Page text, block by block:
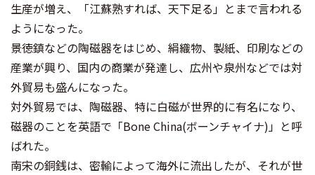
生産が増え、「江蘇熟すれば、天下足る」とまで言われる
ようになった。
景徳鎮などの陶磁器をはじめ、絹織物、製紙、印刷などの
産業が興り、国内の商業が発達し、広州や泉州などでは対
外貿易も盛んになった。
対外貿易では、陶磁器、特に白磁が世界的に有名になり、
磁器のことを英語で「Bone China(ボーンチャイナ)」と呼
ばれた。
南宋の銅銭は、密輸によって海外に流出したが、それが世